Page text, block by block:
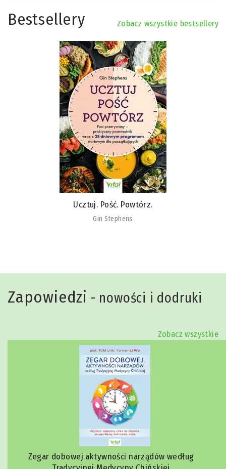
Bestsellery Zobacz wszystkie bestsellery
Detoks stawów
Ludmiła Rudnickaja
Zapowiedzi - nowości i dodruki
Zobacz wszystkie
Zegar dobowej aktywności narządów według